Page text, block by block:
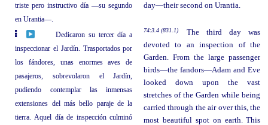
triste pero instructivo día —su segundo
en Urantia—.
day—their second on Urantia.
Dedicaron su tercer día a
inspeccionar el Jardín. Trasportados por
los fándores, unas enormes aves de
pasajeros, sobrevolaron el Jardín,
pudiendo contemplar las inmensas
extensiones del más bello paraje de la
tierra. Aquel día de inspección culminó
74:3.4 (831.1)
The third day was
devoted to an inspection of the
Garden. From the large passenger
birds—the fandors—Adam and Eve
looked down upon the vast
stretches of the Garden while being
carried through the air over this, the
most beautiful spot on earth. This